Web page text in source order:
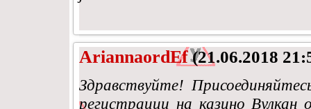
AriannaordEf(21.06.2018
Здравствуйте!
регистрации на казино